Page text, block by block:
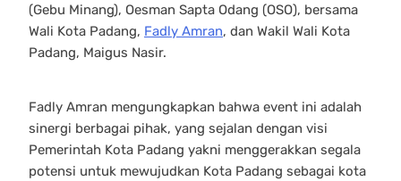
(Gebu Minang), Oesman Sapta Odang (OSO), bersama
Wali Kota Padang, Fadly Amran, dan Wakil Wali Kota
Padang, Maigus Nasir.
Fadly Amran mengungkapkan bahwa event ini adalah
sinergi berbagai pihak, yang sejalan dengan visi
Pemerintah Kota Padang yakni menggerakkan segala
potensi untuk mewujudkan Kota Padang sebagai kota